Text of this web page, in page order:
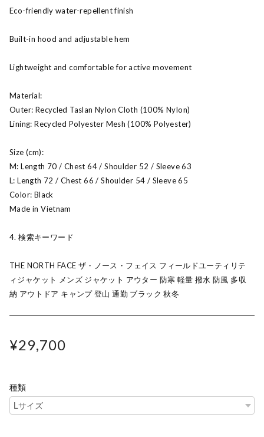
Eco-friendly water-repellent finish
Built-in hood and adjustable hem
Lightweight and comfortable for active movement
Material:
Outer: Recycled Taslan Nylon Cloth (100% Nylon)
Lining: Recycled Polyester Mesh (100% Polyester)
Size (cm):
M: Length 70 / Chest 64 / Shoulder 52 / Sleeve 63
L: Length 72 / Chest 66 / Shoulder 54 / Sleeve 65
Color: Black
Made in Vietnam
4. 検索キーワード
THE NORTH FACE ザ・ノース・フェイス フィールドユーティリテ
ィジャケット メンズ ジャケット アウター 防寒 軽量 撥水 防風 多収
納 アウトドア キャンプ 登山 通勤 ブラック 秋冬
¥29,700
種類